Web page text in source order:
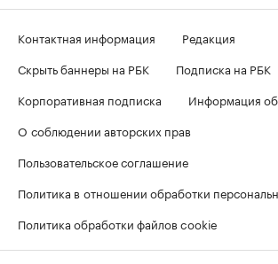
Контактная информация
Редакция
Скрыть баннеры на РБК
Подписка на РБК
Корпоративная подписка
Информация
О соблюдении авторских прав
Пользовательское соглашение
Политика в отношении обработки
Политика обработки файлов cookie